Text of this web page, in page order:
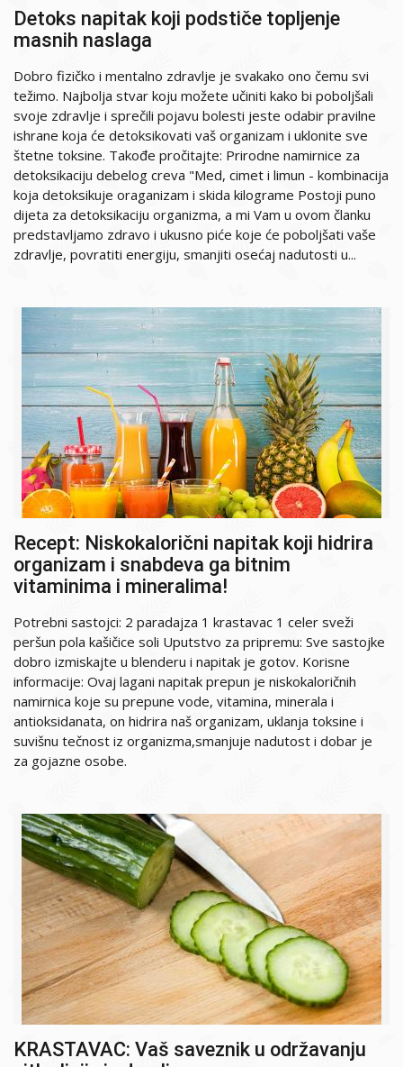
Detoks napitak koji podstiče topljenje
masnih naslaga
Dobro fizičko i mentalno zdravlje je svakako ono čemu svi
težimo. Najbolja stvar koju možete učiniti kako bi poboljšali
svoje zdravlje i sprečili pojavu bolesti jeste odabir pravilne
ishrane koja će detoksikovati vaš organizam i uklonite sve
štetne toksine. Takođe pročitajte: Prirodne namirnice za
detoksikaciju debelog creva "Med, cimet i limun - kombinacija
koja detoksikuje oraganizam i skida kilograme Postoji puno
dijeta za detoksikaciju organizma, a mi Vam u ovom članku
predstavljamo zdravo i ukusno piće koje će poboljšati vaše
zdravlje, povratiti energiju, smanjiti osećaj nadutosti u...
Recept: Niskokalorični napitak koji hidrira
organizam i snabdeva ga bitnim
vitaminima i mineralima!
Potrebni sastojci: 2 paradajza 1 krastavac 1 celer sveži
peršun pola kašičice soli Uputstvo za pripremu: Sve sastojke
dobro izmiskajte u blenderu i napitak je gotov. Korisne
informacije: Ovaj lagani napitak prepun je niskokaloričnih
namirnica koje su prepune vode, vitamina, minerala i
antioksidanata, on hidrira naš organizam, uklanja toksine i
suvišnu tečnost iz organizma,smanjuje nadutost i dobar je
za gojazne osobe.
KRASTAVAC: Vaš saveznik u održavanju